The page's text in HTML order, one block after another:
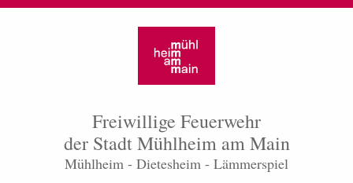
Freiwillige Feuerwehr
der Stadt Mühlheim am Main
Mühlheim - Dietesheim - Lämmerspiel